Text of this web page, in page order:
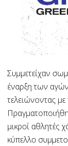
Συμμετείχαν
έναρξη των
τελειώνοντας
μικροί αθλητές
κύπελλο